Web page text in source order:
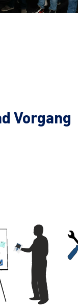
Vorgang